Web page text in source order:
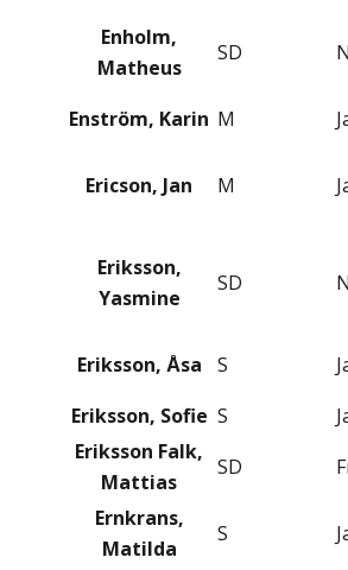
Enholm,
Matheus
SD
Enström, Karin M
Ericson, Jan M
Eriksson,
Yasmine
SD
Eriksson, Åsa S
Eriksson, Sofie S
Eriksson Falk,
Mattias
SD
Ernkrans,
Matilda
S